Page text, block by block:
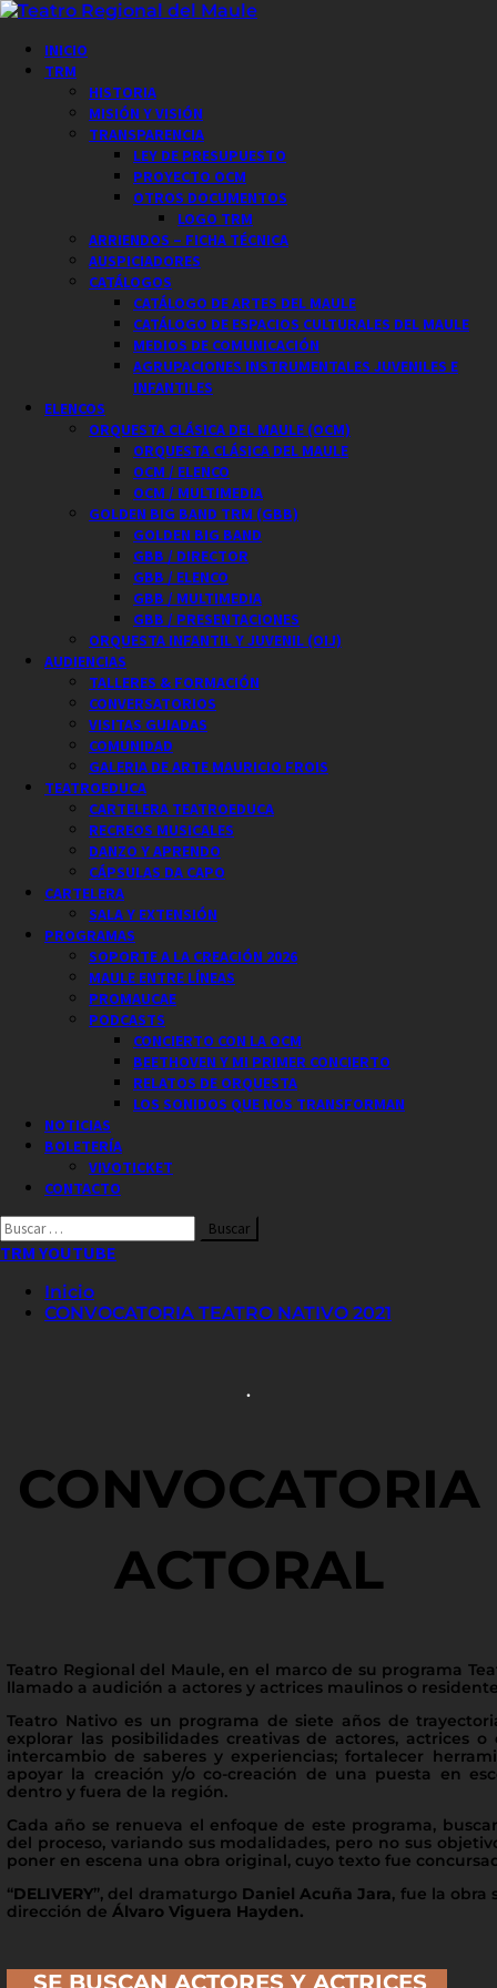
Saltar
contenido
Menú
principal
INICIO
TRM
HISTORIA
MISIÓN Y VISIÓN
TRANSPARENCIA
LEY DE PRESUPUESTO
PROYECTO OCM
OTROS DOCUMENTOS
LOGO TRM
ARRIENDOS – FICHA TÉCNICA
AUSPICIADORES
CATÁLOGOS
CATÁLOGO DE ARTES DEL MAULE
CATÁLOGO DE ESPACIOS CULTURALES DEL MAULE
MEDIOS DE COMUNICACIÓN
AGRUPACIONES INSTRUMENTALES JUVENILES E
INFANTILES
ELENCOS
ORQUESTA CLÁSICA DEL MAULE (OCM)
ORQUESTA CLÁSICA DEL MAULE
OCM / ELENCO
OCM / MULTIMEDIA
GOLDEN BIG BAND TRM (GBB)
GOLDEN BIG BAND
GBB / DIRECTOR
GBB / ELENCO
GBB / MULTIMEDIA
GBB / PRESENTACIONES
ORQUESTA INFANTIL Y JUVENIL (OIJ)
AUDIENCIAS
TALLERES & FORMACIÓN
CONVERSATORIOS
VISITAS GUIADAS
COMUNIDAD
GALERIA DE ARTE MAURICIO FROIS
TEATROEDUCA
CARTELERA TEATROEDUCA
RECREOS MUSICALES
DANZO Y APRENDO
CÁPSULAS DA CAPO
CARTELERA
SALA Y EXTENSIÓN
PROGRAMAS
SOPORTE A LA CREACIÓN 2026
MAULE ENTRE LÍNEAS
PROMAUCAE
PODCASTS
CONCIERTO CON LA OCM
BEETHOVEN Y MI PRIMER CONCIERTO
RELATOS DE ORQUESTA
LOS SONIDOS QUE NOS TRANSFORMAN
NOTICIAS
BOLETERÍA
VIVOTICKET
CONTACTO
Buscar
por:
TRM YOUTUBE
Inicio
CONVOCATORIA TEATRO NATIVO 2021
.
CONVOCATORIA
ACTORAL
Teatro Regional del Maule, en el marco de su programa
llamado a audición a actores y actrices maulinos o
Teatro Nativo es un programa de siete años de
explorar las posibilidades creativas de actores, actrices
intercambio de saberes y experiencias; fortalecer
apoyar la creación y/o co-creación de una puesta en
dentro y fuera de la región.
Cada año se renueva el enfoque de este programa,
del proceso, variando sus modalidades, pero no sus
poner en escena una obra original, cuyo texto fue
“DELIVERY”, del dramaturgo Daniel Acuña Jara, fue la obra
dirección de Álvaro Viguera Hayden.
SE BUSCAN ACTORES Y ACTRICES